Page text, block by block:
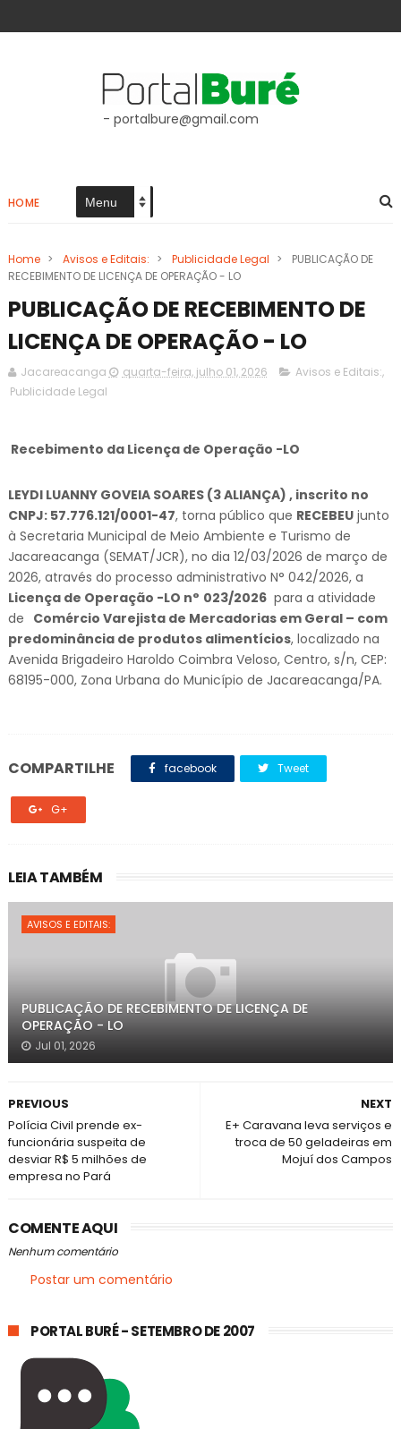
- portalbure@gmail.com
HOME
Home > Avisos e Editais: > Publicidade Legal >
PUBLICAÇÃO DE
RECEBIMENTO DE LICENÇA DE OPERAÇÃO - LO
PUBLICAÇÃO DE RECEBIMENTO DE
LICENÇA DE OPERAÇÃO - LO
Jacareacanga quarta-feira, julho 01, 2026 Avisos e Editais:,
Publicidade Legal
Recebimento da Licença de Operação -LO
LEYDI LUANNY GOVEIA SOARES (3 ALIANÇA) , inscrito no
CNPJ: 57.776.121/0001-47, torna público que RECEBEUjunto
à Secretaria Municipal de Meio Ambiente e Turismo de
Jacareacanga (SEMAT/JCR), no dia 12/03/2026 de março de
2026, através do processo administrativo N° 042/2026, a
Licença de Operação -LO n° 023/2026para a atividade
de Comércio Varejista de Mercadorias em Geral – com
predominância de produtos alimentícios, localizado na
Avenida Brigadeiro Haroldo Coimbra Veloso, Centro, s/n, CEP:
68195-000, Zona Urbana do Município de Jacareacanga/PA.
COMPARTILHE facebook Tweet
G+
LEIA TAMBÉM
AVISOS E EDITAIS:
PUBLICAÇÃO DE RECEBIMENTO DE LICENÇA DE
OPERAÇÃO - LO
Jul 01, 2026
NEXT
E+ Caravana leva serviços e
troca de 50 geladeiras em
Mojuí dos Campos
PREVIOUS
Polícia Civil prende ex-
funcionária suspeita de
desviar R$ 5 milhões de
empresa no Pará
COMENTE AQUI
Nenhum comentário
Postar um comentário
PORTAL BURÉ - SETEMBRO DE 2007